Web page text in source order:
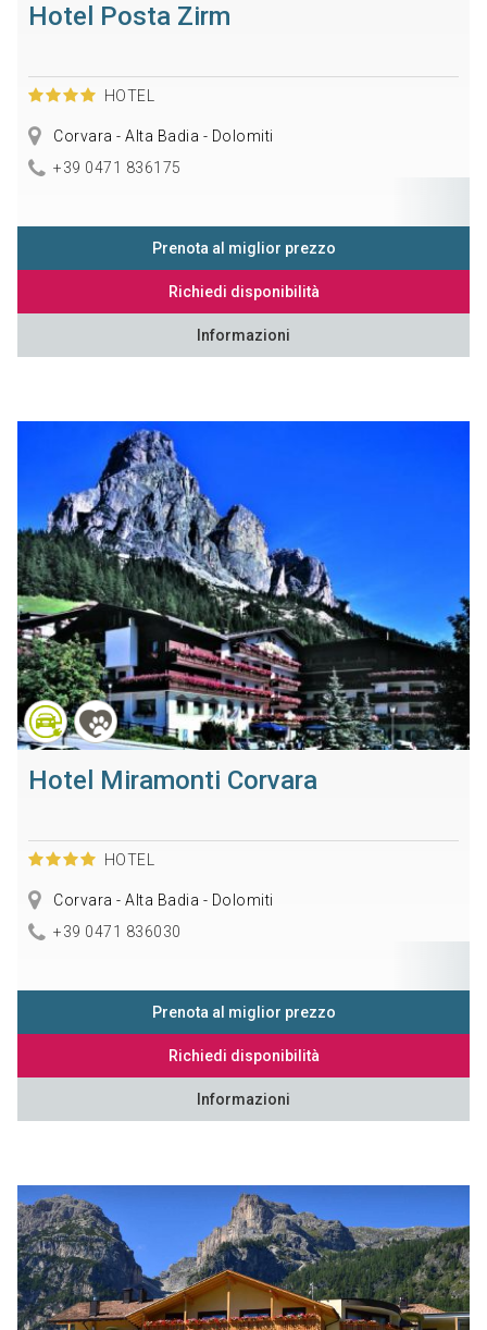
Hotel Posta Zirm
HOTEL
Corvara - Alta Badia - Dolomiti
+39 0471 836175
Prenota al miglior prezzo
Richiedi disponibilità
Informazioni
Hotel Miramonti Corvara
HOTEL
Corvara - Alta Badia - Dolomiti
+39 0471 836030
Prenota al miglior prezzo
Richiedi disponibilità
Informazioni